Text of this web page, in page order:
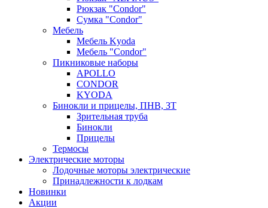
Рюкзак "Condor"
Сумка "Condor"
Мебель
Мебель Kyoda
Мебель "Condor"
Пикниковые наборы
APOLLO
CONDOR
KYODA
Бинокли и прицелы, ПНВ, ЗТ
Зрительная труба
Бинокли
Прицелы
Термосы
Электрические моторы
Лодочные моторы электрические
Принадлежности к лодкам
Новинки
Акции